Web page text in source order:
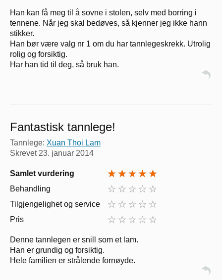
Han kan få meg til å sovne i stolen, selv med borring i
tennene. Når jeg skal bedøves, så kjenner jeg ikke hann
stikker.
Han bør være valg nr 1 om du har tannlegeskrekk. Utrolig
rolig og forsiktig.
Har han tid til deg, så bruk han.
Fantastisk tannlege!
Tannlege: Xuan Thoi Lam
Skrevet23. januar 2014
Samlet vurdering
Behandling
Tilgjengelighet og service
Pris
Denne tannlegen er snill som et lam.
Han er grundig og forsiktig.
Hele familien er strålende fornøyde.